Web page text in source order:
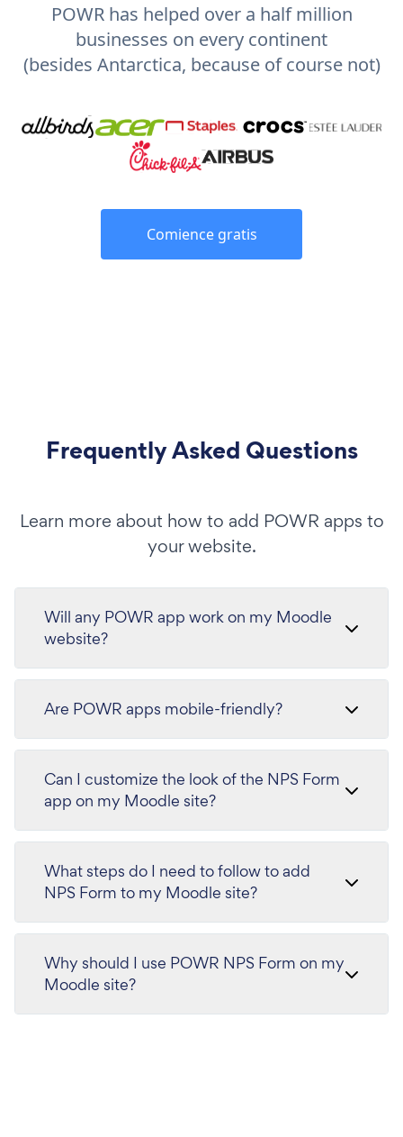
POWR has helped over a half million
businesses on every continent
(besides Antarctica, because of course not)
Comience gratis
Frequently Asked Questions
Learn more about how to add POWR apps to
your website.
Will any POWR app work on my Moodle
website?
Are POWR apps mobile-friendly?
Can I customize the look of the NPS Form
app on my Moodle site?
What steps do I need to follow to add
NPS Form to my Moodle site?
Why should I use POWR NPS Form on my
Moodle site?